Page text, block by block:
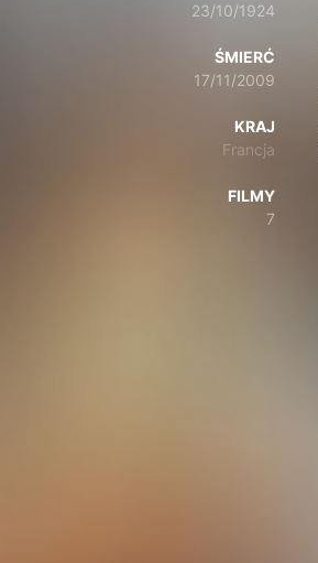
23/10/1924
ŚMIERĆ
17/11/2009
KRAJ
Francja
FILMY
7